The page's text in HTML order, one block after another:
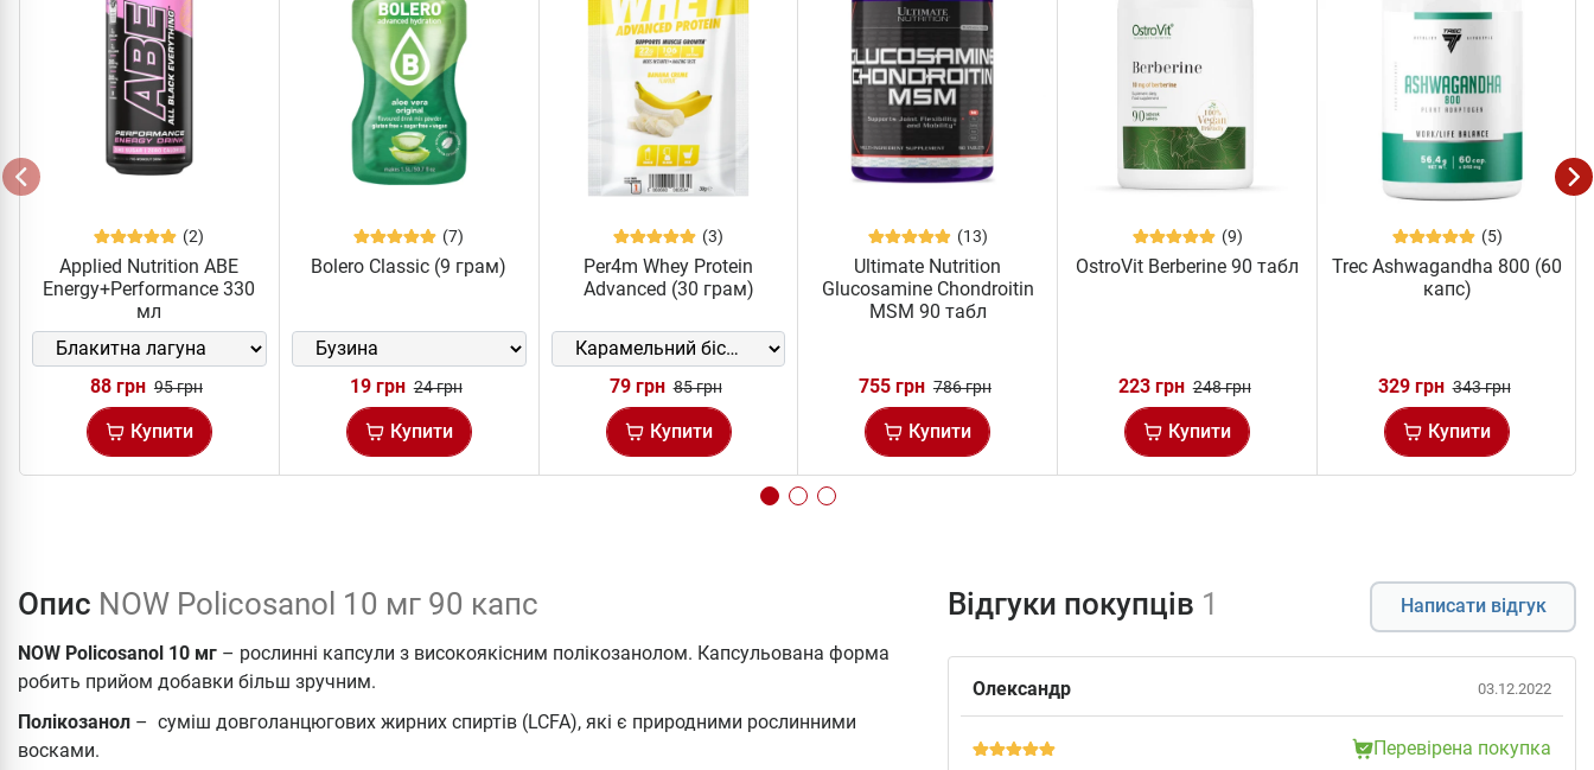
(2)
Applied Nutrition ABE
Energy+Performance 330
мл
88 грн 95 грн
Купити
(7)
Bolero Classic (9 грам)
19 грн 24 грн
Купити
(3)
Per4m Whey Protein
Advanced (30 грам)
79 грн 85 грн
Купити
(13)
Ultimate Nutrition
Glucosamine Chondroitin
MSM 90 табл
755 грн 786 грн
Купити
(9)
OstroVit Berberine 90 табл
223 грн 248 грн
Купити
(5)
Trec Ashwagandha 800 (60
капс)
329 грн 343 грн
Купити
Опис NOW Policosanol 10 мг 90 капс
NOW Policosanol 10 мг – рослинні капсули з високоякісним полікозанолом. Капсульована форма
робить прийом добавки більш зручним.
Полікозанол – суміш довголанцюгових жирних спиртів (LCFA), які є природними рослинними
восками.
Відгуки покупців 1 Написати відгук
Олександр 03.12.2022
Перевірена покупка